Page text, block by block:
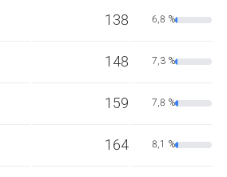
138 6,8 %
148 7,3 %
159 7,8 %
164 8,1 %